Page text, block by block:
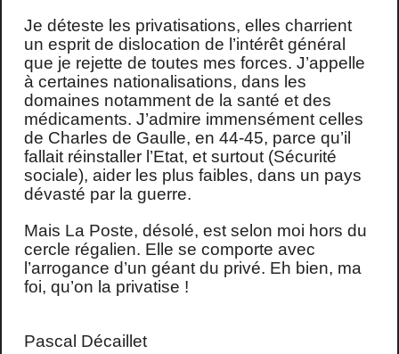
Je déteste les privatisations, elles charrient
un esprit de dislocation de l’intérêt général
que je rejette de toutes mes forces. J’appelle
à certaines nationalisations, dans les
domaines notamment de la santé et des
médicaments. J’admire immensément celles
de Charles de Gaulle, en 44-45, parce qu’il
fallait réinstaller l’Etat, et surtout (Sécurité
sociale), aider les plus faibles, dans un pays
dévasté par la guerre.
Mais La Poste, désolé, est selon moi hors du
cercle régalien. Elle se comporte avec
l’arrogance d’un géant du privé. Eh bien, ma
foi, qu’on la privatise !
Pascal Décaillet